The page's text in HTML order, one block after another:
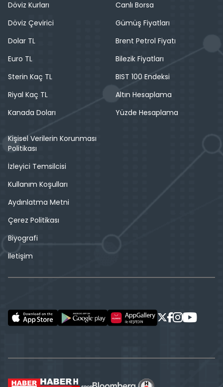
Döviz Kurları
Döviz Çevirici
Dolar TL
Euro TL
Sterin Kaç TL
Riyal Kaç TL
Kanada Doları
Canlı Borsa
Gümüş Fiyatları
Brent Petrol Fiyatı
Bilezik Fiyatları
BIST 100 Endeksi
Altın Hesaplama
Yüzde Hesaplama
Kişisel Verilerin Korunması
Politikası
İzleyici Temsilcisi
Kullanım Koşulları
Aydınlatma Metni
Çerez Politikası
Biyografi
İletişim